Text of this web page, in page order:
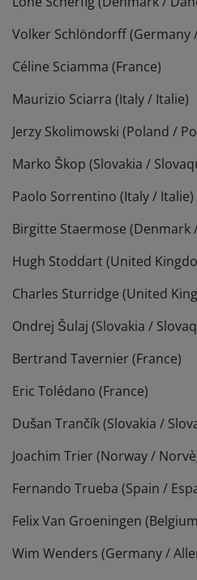
Volker Schlöndorff (Germany
Céline Sciamma (France)
Maurizio Sciarra (Italy / Italie)
Jerzy Skolimowski (Poland /
Marko Škop (Slovakia /
Paolo Sorrentino (Italy / Italie)
Birgitte Staermose (Denmark
Hugh Stoddart (United
Charles Sturridge (United
Ondrej Šulaj (Slovakia /
Bertrand Tavernier (France)
Eric Tolédano (France)
Dušan Trančík (Slovakia /
Joachim Trier (Norway /
Fernando Trueba (Spain /
Felix Van Groeningen
Wim Wenders (Germany /